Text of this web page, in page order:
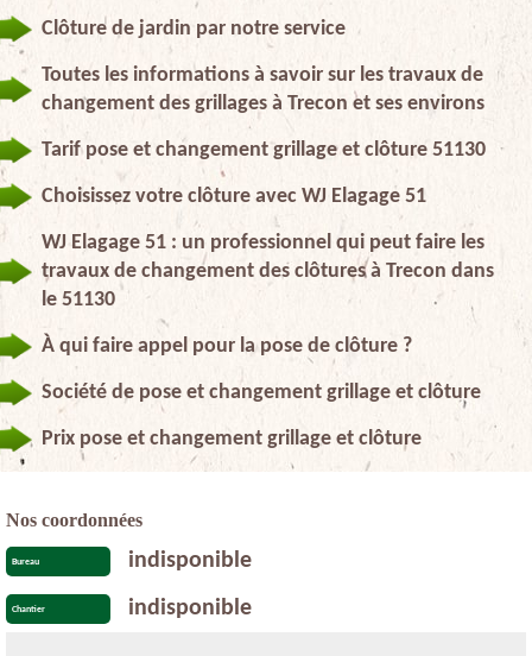
Clôture de jardin par notre service
Toutes les informations à savoir sur les travaux de
changement des grillages à Trecon et ses environs
Tarif pose et changement grillage et clôture 51130
Choisissez votre clôture avec WJ Elagage 51
WJ Elagage 51 : un professionnel qui peut faire les
travaux de changement des clôtures à Trecon dans
le 51130
À qui faire appel pour la pose de clôture ?
Société de pose et changement grillage et clôture
Prix pose et changement grillage et clôture
Nos coordonnées
Bureau indisponible
Chantier indisponible